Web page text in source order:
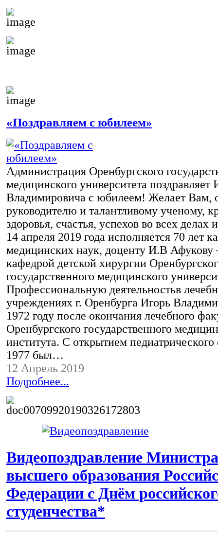
«Поздравляем с юбилеем»
Администрация Оренбургского
медицинского университета поздравляет
Владимировича с юбилеем! Желает Вам,
руководителю и талантливому ученому,
здоровья, счастья, успехов во всех делах
14 апреля 2019 года исполняется 70 лет
медицинских наук, доценту И.В Афукову
кафедрой детской хирургии
государственного медицинского
Профессиональную деятельностьв
учреждениях г. Оренбурга Игорь
1972 году после окончания лечебного
Оренбургского государственного
института. С открытием педиатрического
1977 был…
12 Апрель 2019
Подробнее...
Видеопоздравление
высшего образования
Федерации с Днём
студенчества*